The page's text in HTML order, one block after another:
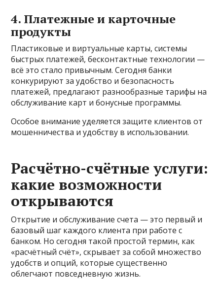
4. Платежные и карточные
продукты
Пластиковые и виртуальные карты, системы
быстрых платежей, бесконтактные технологии —
всё это стало привычным. Сегодня банки
конкурируют за удобство и безопасность
платежей, предлагают разнообразные тарифы на
обслуживание карт и бонусные программы.
Особое внимание уделяется защите клиентов от
мошенничества и удобству в использовании.
Расчётно-счётные услуги:
какие возможности
открываются
Открытие и обслуживание счета — это первый и
базовый шаг каждого клиента при работе с
банком. Но сегодня такой простой термин, как
«расчётный счёт», скрывает за собой множество
удобств и опций, которые существенно
облегчают повседневную жизнь.